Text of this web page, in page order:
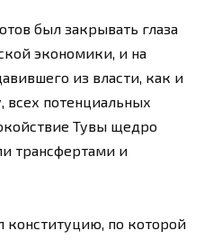
был закрывать глаза
экономики, и на
из власти, как и
всех потенциальных
Тувы щедро
трансфертами и
по которой